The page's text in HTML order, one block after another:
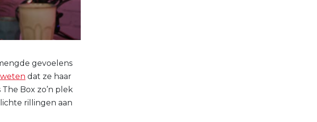
gevoelens
dat ze haar
Box zo’n plek
rillingen aan